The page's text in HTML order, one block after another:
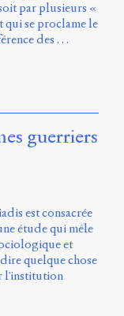
par plusieurs «
qui se proclame le
des …
guerriers
est consacrée
étude qui mêle
et
quelque chose
l'institution